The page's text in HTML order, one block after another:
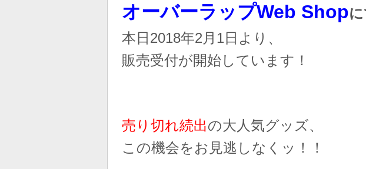
オーバーラップWeb Shop
本日2018年2月1日より、
販売受付が開始しています！
売り切れ続出の大人気グッズ、
この機会をお見逃しなくッ！！